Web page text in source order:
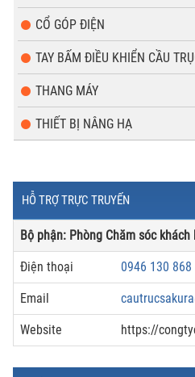
CỔ GÓP ĐIỆN
TAY BẤM ĐIỀU KHIỂN CẦU
THANG MÁY
THIẾT BỊ NÂNG HẠ
HỖ TRỢ TRỰC TRUYẾN
Bộ phận: Phòng Chăm sóc khách
Điện thoại 0946 130 868
Email
Website https://